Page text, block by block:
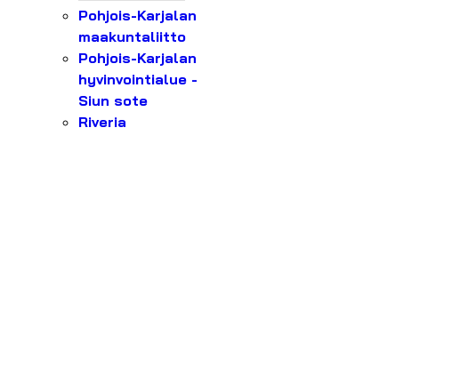
Pohjois-Karjalan
maakuntaliitto
Pohjois-Karjalan
hyvinvointialue -
Siun sote
Riveria